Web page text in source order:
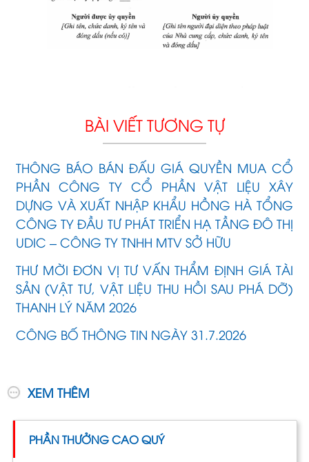
BÀI VIẾT TƯƠNG TỰ
THÔNG BÁO BÁN ĐẤU GIÁ QUYỀN MUA CỔ
PHẦN CÔNG TY CỔ PHẦN VẬT LIỆU XÂY
DỰNG VÀ XUẤT NHẬP KHẨU HỒNG HÀ TỔNG
CÔNG TY ĐẦU TƯ PHÁT TRIỂN HẠ TẦNG ĐÔ THỊ
UDIC – CÔNG TY TNHH MTV SỞ HỮU
THƯ MỜI ĐƠN VỊ TƯ VẤN THẨM ĐỊNH GIÁ TÀI
SẢN (VẬT TƯ, VẬT LIỆU THU HỒI SAU PHÁ DỠ)
THANH LÝ NĂM 2026
CÔNG BỐ THÔNG TIN NGÀY 31.7.2026
XEM THÊM
PHẦN THƯỞNG CAO QUÝ